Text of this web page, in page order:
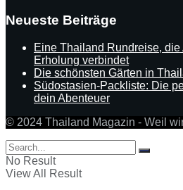
Neueste Beiträge
Eine Thailand Rundreise, die
Erholung verbindet
Die schönsten Gärten in
Südostasien-Packliste: Die
dein Abenteuer
© 2024 Thailand Magazin - Weil
No Result
View All Result